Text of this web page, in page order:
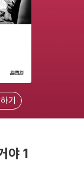
기
야 1